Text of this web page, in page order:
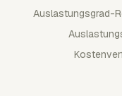
Auslastungsgrad-